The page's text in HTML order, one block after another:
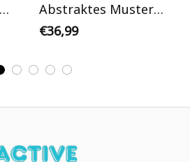
Abstraktes Muster
Streetwear Cyberpunk
College Jacke
€36,99